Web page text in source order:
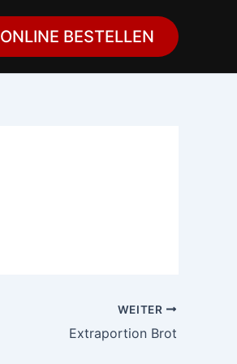
ONLINE BESTELLEN
WEITER
Extraportion Brot